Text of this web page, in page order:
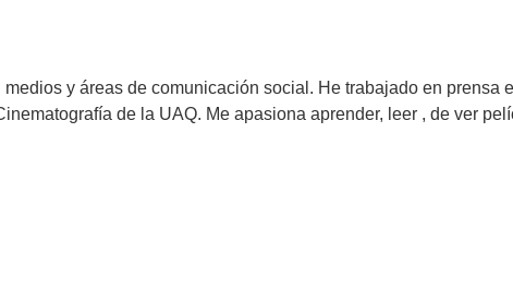
y áreas de comunicación social. He trabajado en
de la UAQ. Me apasiona aprender, leer , de ver